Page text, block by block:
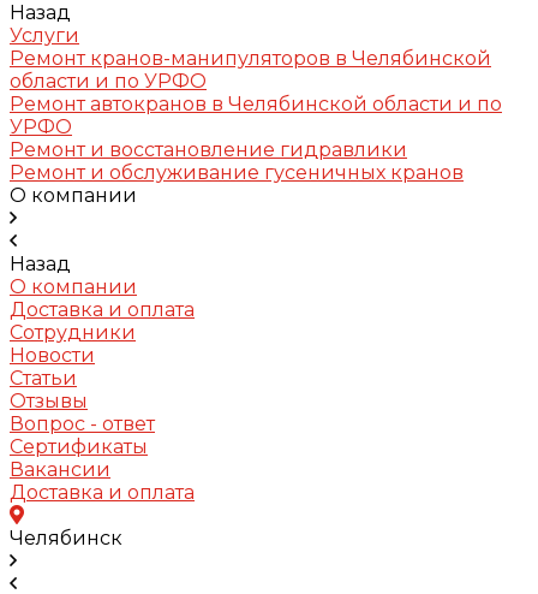
Назад
Услуги
Ремонт кранов-манипуляторов в Челябинской
области и по УРФО
Ремонт автокранов в Челябинской области и по
УРФО
Ремонт и восстановление гидравлики
Ремонт и обслуживание гусеничных кранов
О компании
Назад
О компании
Доставка и оплата
Сотрудники
Новости
Статьи
Отзывы
Вопрос - ответ
Сертификаты
Вакансии
Доставка и оплата
Челябинск